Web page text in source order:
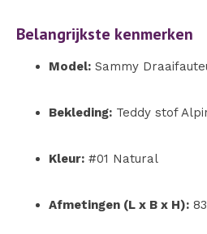
Belangrijkste kenmerken
Model: Sammy
Bekleding: Teddy stof
Kleur: #01 Natural
Afmetingen (L x B x H):